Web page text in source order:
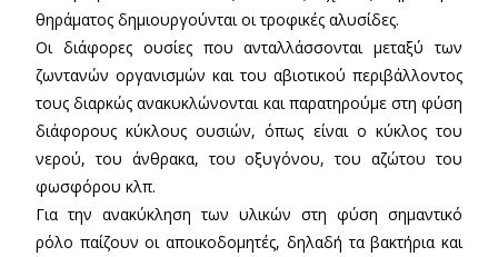
θηράματος δημιουργούνται οι τροφικές αλυσίδες.
Οι διάφορες ουσίες που ανταλλάσσονται μεταξύ των
ζωντανών οργανισμών και του αβιοτικού περιβάλλοντος
τους διαρκώς ανακυκλώνονται και παρατηρούμε στη φύση
διάφορους κύκλους ουσιών, όπως είναι ο κύκλος του
νερού, του άνθρακα, του οξυγόνου, του αζώτου του
φωσφόρου κλπ.
Για την ανακύκληση των υλικών στη φύση σημαντικό
ρόλο παίζουν οι αποικοδομητές, δηλαδή τα βακτήρια και